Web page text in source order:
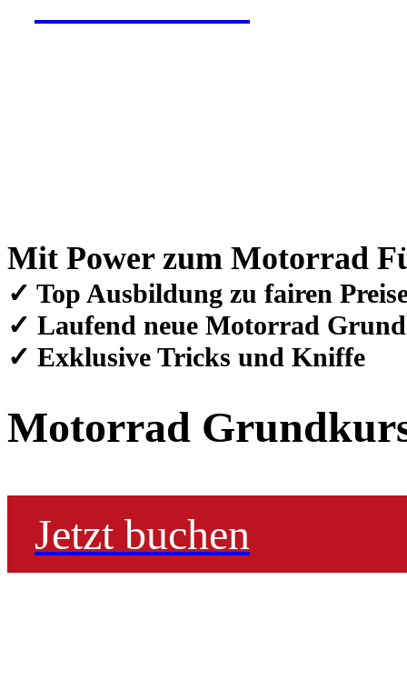
Mit Power zum Motorrad
✓ Top Ausbildung zu fairen
✓ Laufend neue Motorrad
✓ Exklusive Tricks und Kniffe
Motorrad
Jetzt buchen